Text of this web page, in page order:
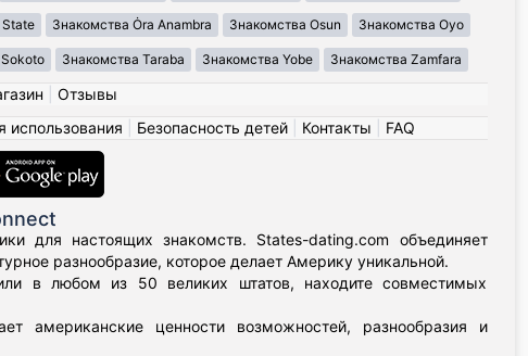
Знакомства Ȯra Anambra Знакомства Osun Знакомства Oyo
Знакомства Taraba Знакомства Yobe Знакомства Zamfara
Отзывы
использования Безопасность детей Контакты FAQ
для настоящих знакомств. States-dating.com объединяет
разнообразие, которое делает Америку уникальной.
в любом из 50 великих штатов, находите совместимых
американские ценности возможностей, разнообразия и